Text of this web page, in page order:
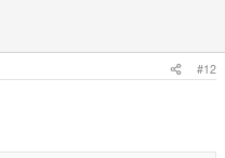
#12